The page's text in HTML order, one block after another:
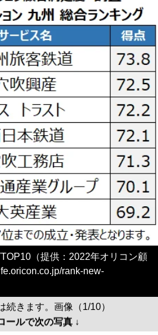
（提供：2022年オリコン顧
rank-new-
続きます。画像（1/10）
ールで次の写真 ↓